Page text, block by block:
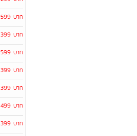
599 บาท
399 บาท
599 บาท
399 บาท
399 บาท
499 บาท
399 บาท